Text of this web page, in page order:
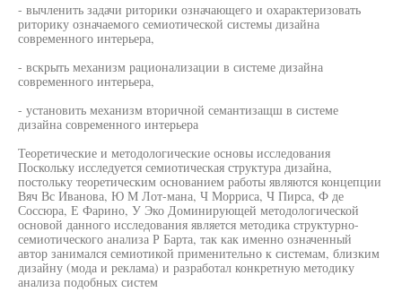
- вычленить задачи риторики означающего и охарактеризовать
риторику означаемого семиотической системы дизайна
современного интерьера,
- вскрыть механизм рационализации в системе дизайна
современного интерьера,
- установить механизм вторичной семантизащш в системе
дизайна современного интерьера
Теоретические и методологические основы исследования
Поскольку исследуется семиотическая структура дизайна,
постольку теоретическим основанием работы являются концепции
Вяч Вс Иванова, Ю М Лот-мана, Ч Морриса, Ч Пирса, Ф де
Соссюра, Е Фарино, У Эко Доминирующей методологической
основой данного исследования является методика структурно-
семиотического анализа Р Барта, так как именно означенный
автор занимался семиотикой применительно к системам, близким
дизайну (мода и реклама) и разработал конкретную методику
анализа подобных систем